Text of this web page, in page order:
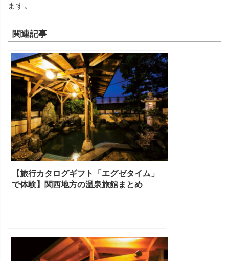
ます。
関連記事
【旅行カタログギフト「エグゼタイム」
で体験】関西地方の温泉旅館まとめ